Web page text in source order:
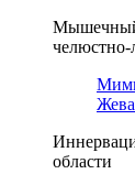
Мышечный
челюстно-
области